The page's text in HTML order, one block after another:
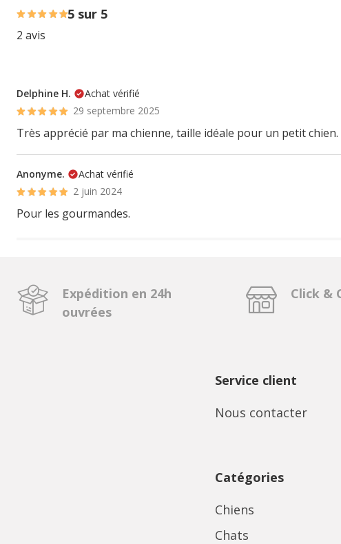
5 sur 5
2 avis
Delphine H.
Achat vérifié
29 septembre 2025
Très apprécié par ma chienne, taille idéale pour un petit chien.
Anonyme.
Achat vérifié
2 juin 2024
Pour les gourmandes.
Expédition en 24h
ouvrées
Click &
Service client
Nous contacter
Catégories
Chiens
Chats